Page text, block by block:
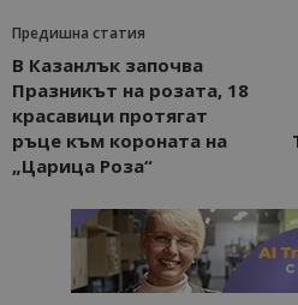
Предишна статия
В Казанлък започва
Празникът на розата, 18
красавици протягат
ръце към короната на
„Царица Роза“